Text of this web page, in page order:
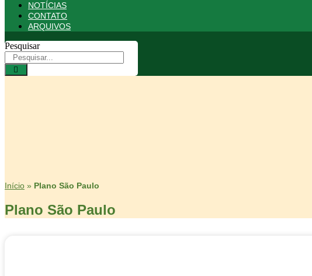
NOTÍCIAS
CONTATO
ARQUIVOS
Pesquisar
Início » Plano São Paulo
Plano São Paulo